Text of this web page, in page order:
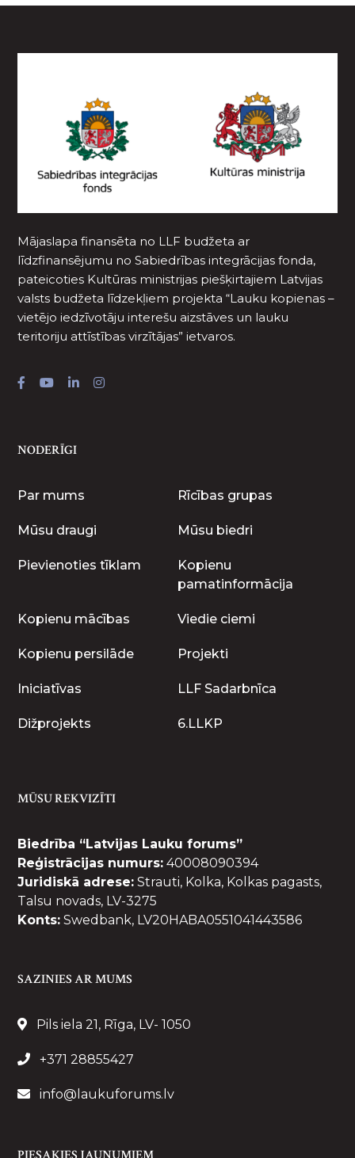
Mājaslapa finansēta no LLF budžeta ar
līdzfinansējumu no Sabiedrības integrācijas fonda,
pateicoties Kultūras ministrijas piešķirtajiem Latvijas
valsts budžeta līdzekļiem projekta “Lauku kopienas –
vietējo iedzīvotāju interešu aizstāves un lauku
teritoriju attīstības virzītājas” ietvaros.
NODERĪGI
Par mums Rīcības grupas
Mūsu draugi Mūsu biedri
Pievienoties tīklam
Kopienu
pamatinformācija
Kopienu mācības Viedie ciemi
Kopienu persilāde Projekti
Iniciatīvas LLF Sadarbnīca
Dižprojekts 6.LLKP
MŪSU REKVIZĪTI
Biedrība “Latvijas Lauku forums”
Reģistrācijas numurs: 40008090394
Juridiskā adrese: Strauti, Kolka, Kolkas pagasts,
Talsu novads, LV-3275
Konts: Swedbank, LV20HABA0551041443586
SAZINIES AR MUMS
Pils iela 21, Rīga, LV- 1050
+371 28855427
info@laukuforums.lv